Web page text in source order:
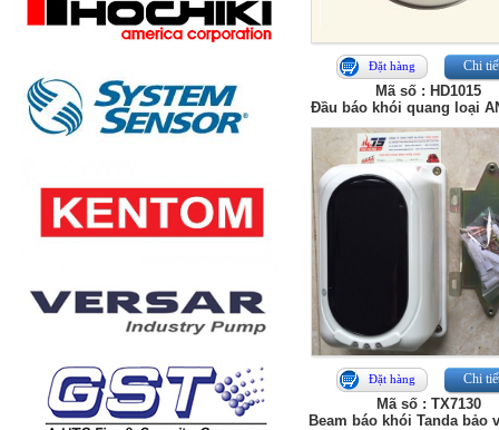
Đặt hàng Chi
Mã số : HD1015
Đầu báo khói quang loại
Đặt hàng Chi
Mã số : TX7130
Beam báo khói Tanda bảo